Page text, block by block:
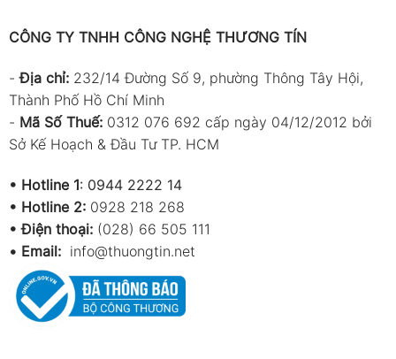
CÔNG TY TNHH CÔNG NGHỆ THƯƠNG TÍN
-Địa chỉ: 232/14 Đường Số 9, phường Thông Tây Hội,
Thành Phố Hồ Chí Minh
- Mã Số Thuế: 0312 076 692 cấp ngày 04/12/2012 bởi
Sở Kế Hoạch & Đầu Tư TP. HCM
• Hotline 1: 0944 2222 14
• Hotline 2: 0928 218 268
• Điện thoại: (028) 66 505 111
• Email: info@thuongtin.net